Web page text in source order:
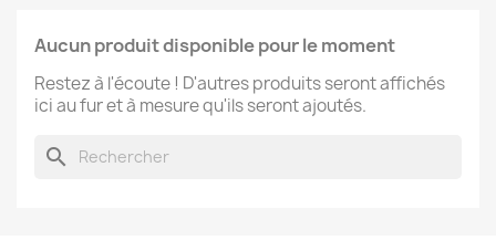
Aucun produit disponible pour le moment
Restez à l'écoute ! D'autres produits seront affichés
ici au fur et à mesure qu'ils seront ajoutés.
search